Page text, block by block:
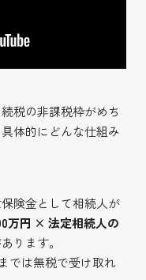
税の非課税枠がめち
体的にどんな仕組み
険金として相続人が
万円 × 法定相続人の
ります。
では無税で受け取れ